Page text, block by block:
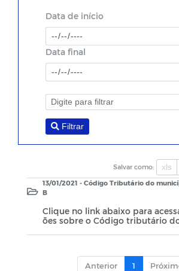
Data de início
Data final
Filtrar
Salvar como: xls
13/01/2021 - Código Tributário do
B
Clique no link abaixo para
ões sobre o Código tributário
Anterior 1